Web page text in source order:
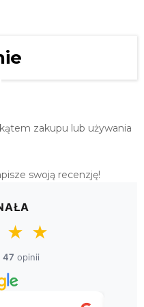
LEN 120X120
zakupu lub używania
swoją recenzję!
★ ★
47 opinii